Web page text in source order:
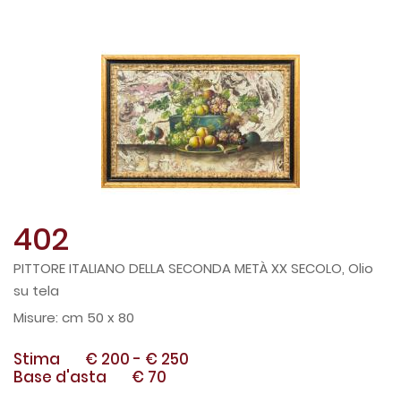
402
PITTORE ITALIANO DELLA SECONDA METÀ XX SECOLO, Olio
su tela
cm 50 x 80
Stima € 200 - € 250
Base d'asta
€ 70